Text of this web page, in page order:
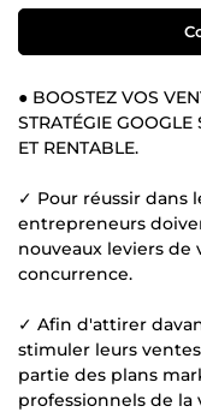
● BOOSTEZ VOS
STRATÉGIE
ET RENTABLE.
✓ Pour réussir dans
entrepreneurs
nouveaux leviers
concurrence.
✓ Afin d'attirer
stimuler leurs
partie des plans
professionnels de